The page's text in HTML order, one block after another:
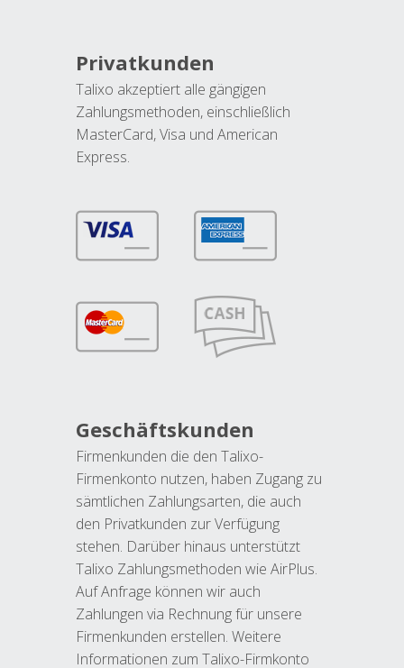
Privatkunden
Talixo akzeptiert alle gängigen
Zahlungsmethoden, einschließlich
MasterCard, Visa und American
Express.
Geschäftskunden
Firmenkunden die den Talixo-
Firmenkonto nutzen, haben Zugang zu
sämtlichen Zahlungsarten, die auch
den Privatkunden zur Verfügung
stehen. Darüber hinaus unterstützt
Talixo Zahlungsmethoden wie AirPlus.
Auf Anfrage können wir auch
Zahlungen via Rechnung für unsere
Firmenkunden erstellen. Weitere
Informationen zum Talixo-Firmkonto